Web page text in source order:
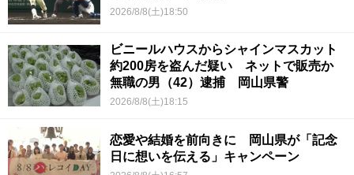
2026/8/8(土)18:50
ビニールハウスからシャインマスカット
約200房を盗んだ疑い ネットで販売か
無職の男（42）逮捕 岡山県警
2026/8/8(土)18:15
恋愛や結婚を前向きに 岡山県が「記念
日に想いを伝える」キャンペーン